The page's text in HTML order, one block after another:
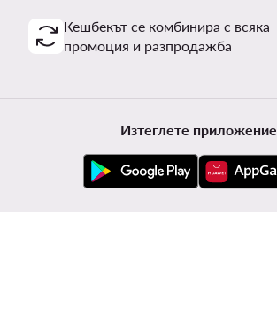
Кешбекът се комбинира с всяка
промоция и разпродажба
Изтеглете приложение